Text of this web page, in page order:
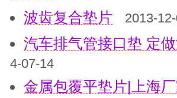
波齿复合垫片 2013-
汽车排气管接口垫 定
4-07-14
金属包覆平垫片|上海